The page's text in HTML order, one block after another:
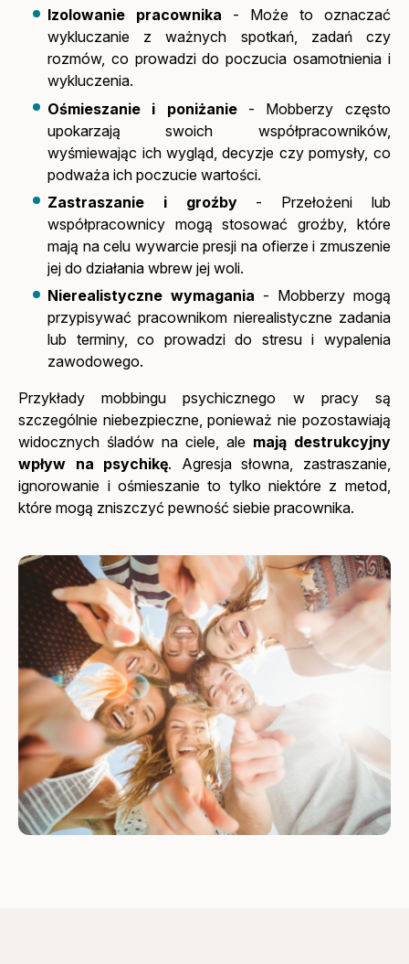
Izolowanie pracownika - Może to oznaczać
wykluczanie z ważnych spotkań, zadań czy
rozmów, co prowadzi do poczucia osamotnienia i
wykluczenia.
Ośmieszanie i poniżanie- Mobberzy często
upokarzają swoich współpracowników,
wyśmiewając ich wygląd, decyzje czy pomysły, co
podważa ich poczucie wartości.
Zastraszanie i groźby- Przełożeni lub
współpracownicy mogą stosować groźby, które
mają na celu wywarcie presji na ofierze i zmuszenie
jej do działania wbrew jej woli.
Nierealistyczne wymagania - Mobberzy mogą
przypisywać pracownikom nierealistyczne zadania
lub terminy, co prowadzi do stresu i wypalenia
zawodowego.
Przykłady mobbingu psychicznego w pracy są
szczególnie niebezpieczne, ponieważ nie pozostawiają
widocznych śladów na ciele, ale mają destrukcyjny
wpływ na psychikę. Agresja słowna, zastraszanie,
ignorowanie i ośmieszanie to tylko niektóre z metod,
które mogą zniszczyć pewność siebie pracownika.